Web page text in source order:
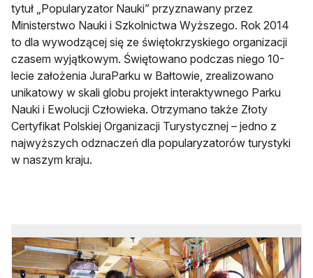
tytuł „Popularyzator Nauki” przyznawany przez
Ministerstwo Nauki i Szkolnictwa Wyższego. Rok 2014
to dla wywodzącej się ze świętokrzyskiego organizacji
czasem wyjątkowym. Świętowano podczas niego 10-
lecie założenia JuraParku w Bałtowie, zrealizowano
unikatowy w skali globu projekt interaktywnego Parku
Nauki i Ewolucji Człowieka. Otrzymano także Złoty
Certyfikat Polskiej Organizacji Turystycznej – jedno z
najwyższych odznaczeń dla popularyzatorów turystyki
w naszym kraju.